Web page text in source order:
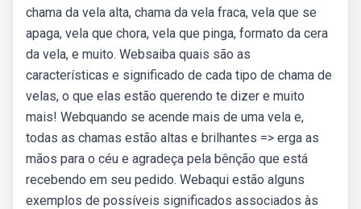
chama da vela alta, chama da vela fraca, vela que se
apaga, vela que chora, vela que pinga, formato da cera
da vela, e muito. Websaiba quais são as
características e significado de cada tipo de chama de
velas, o que elas estão querendo te dizer e muito
mais! Webquando se acende mais de uma vela e,
todas as chamas estão altas e brilhantes => erga as
mãos para o céu e agradeça pela bênção que está
recebendo em seu pedido. Webaqui estão alguns
exemplos de possíveis significados associados às